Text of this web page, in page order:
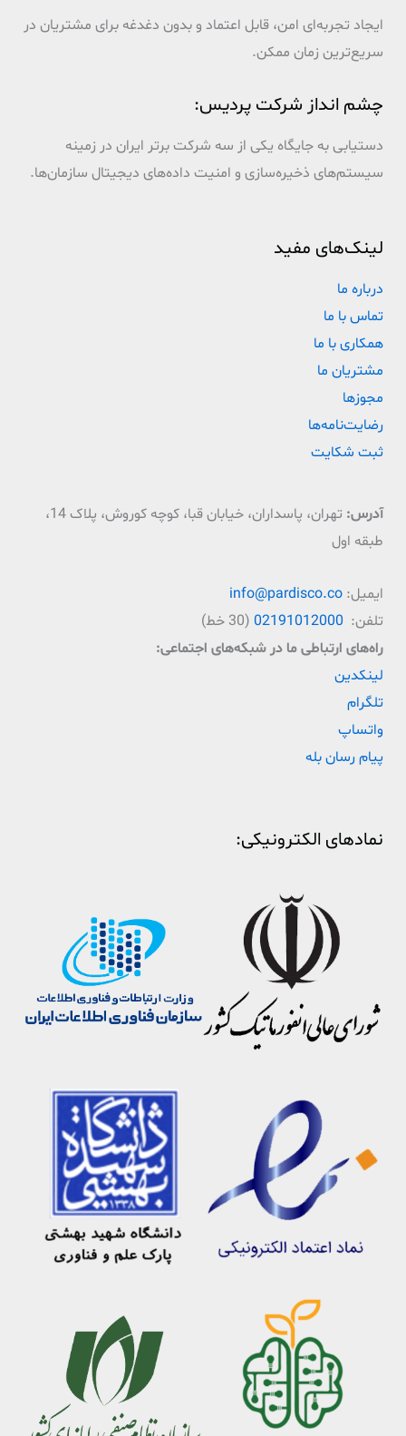
ایجاد تجربه‌ای امن، قابل اعتماد و بدون دغدغه برای مشتریان در
سریع‌ترین زمان ممکن.
چشم انداز شرکت پردیس:
دستیابی به جایگاه یکی از سه شرکت برتر ایران در زمینه
سیستم‌های ذخیره‌سازی و امنیت داده‌های دیجیتال سازمان‌ها.
لینک‌های مفید
درباره ما
تماس با ما
همکاری با ما
مشتریان ما
مجوزها
رضایت‌نامه‌ها
ثبت شکایت
آدرس:
تهران، پاسداران، خیابان قبا، کوچه کوروش، پلاک 14،
طبقه اول
ایمیل: info@pardisco.co
تلفن: 02191012000 (30 خط)
راه‌‌های ارتباطی ما در شبکه‌های اجتماعی:
لینکدین
تلگرام
واتساپ
پیام رسان بله
نمادهای الکترونیکی: